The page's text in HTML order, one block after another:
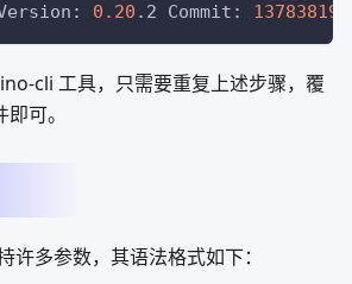
0.20 .2 Commit: 13783819
cli 工具，只需要重复上述步骤，覆
可。
多参数，其语法格式如下：